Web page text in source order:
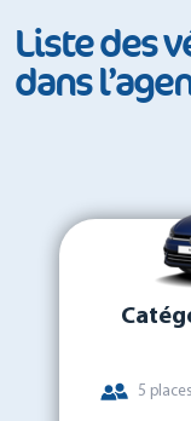
Liste des
dans
5 places